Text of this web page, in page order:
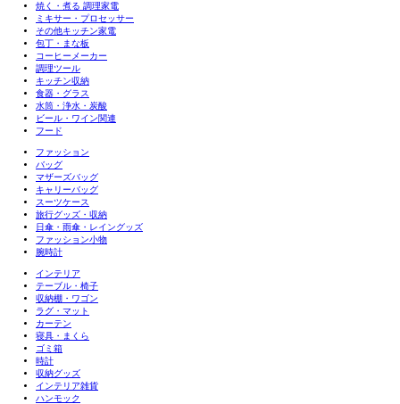
焼く・煮る 調理家電
ミキサー・プロセッサー
その他キッチン家電
包丁・まな板
コーヒーメーカー
調理ツール
キッチン収納
食器・グラス
水筒・浄水・炭酸
ビール・ワイン関連
フード
ファッション
バッグ
マザーズバッグ
キャリーバッグ
スーツケース
旅行グッズ・収納
日傘・雨傘・レイングッズ
ファッション小物
腕時計
インテリア
テーブル・椅子
収納棚・ワゴン
ラグ・マット
カーテン
寝具・まくら
ゴミ箱
時計
収納グッズ
インテリア雑貨
ハンモック